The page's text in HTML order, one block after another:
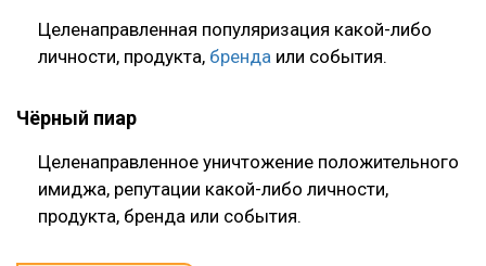
Целенаправленная популяризация какой-либо
личности, продукта, бренда или события.
Чёрный пиар
Целенаправленное уничтожение положительного
имиджа, репутации какой-либо личности,
продукта, бренда или события.